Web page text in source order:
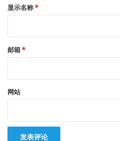
显示名称*
邮箱*
网站